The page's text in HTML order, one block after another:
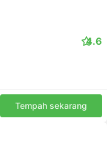
4.6
Tempah sekarang